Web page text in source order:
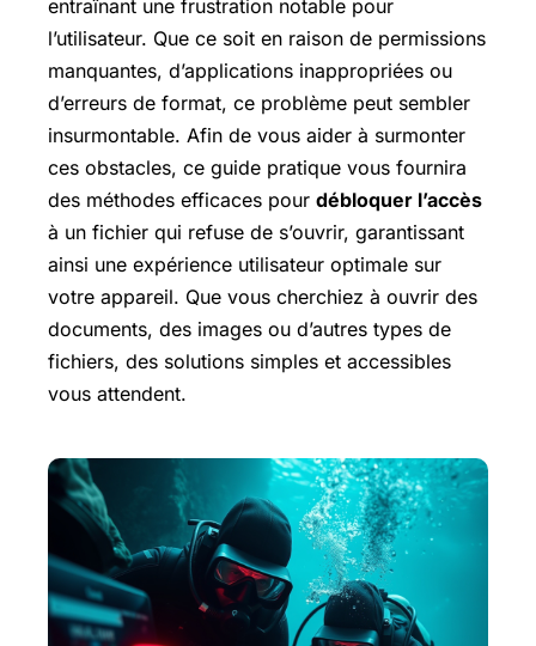
entraînant une frustration notable pour
l’utilisateur. Que ce soit en raison de permissions
manquantes, d’applications inappropriées ou
d’erreurs de format, ce problème peut sembler
insurmontable. Afin de vous aider à surmonter
ces obstacles, ce guide pratique vous fournira
des méthodes efficaces pour débloquer l’accès
à un fichier qui refuse de s’ouvrir, garantissant
ainsi une expérience utilisateur optimale sur
votre appareil. Que vous cherchiez à ouvrir des
documents, des images ou d’autres types de
fichiers, des solutions simples et accessibles
vous attendent.